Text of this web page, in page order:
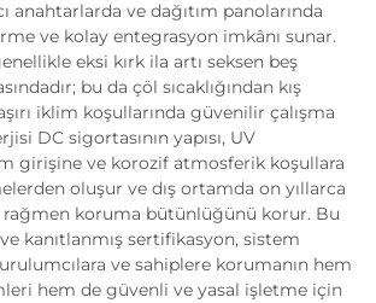
anahtarlarda ve dağıtım panolarında
ve kolay entegrasyon imkânı sunar.
eksi kırk ila artı seksen beş
bu da çöl sıcaklığından kış
iklim koşullarında güvenilir çalışma
DC sigortasının yapısı, UV
girişine ve korozif atmosferik koşullara
oluşur ve dış ortamda on yıllarca
rağmen koruma bütünlüğünü korur. Bu
kanıtlanmış sertifikasyon, sistem
ve sahiplere korumanın hem
hem de güvenli ve yasal işletme için